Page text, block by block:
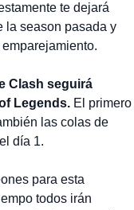
te dejará
la season pasada y
Clash seguirá
Legends. El primero
las colas de
día 1.
para esta
todos irán